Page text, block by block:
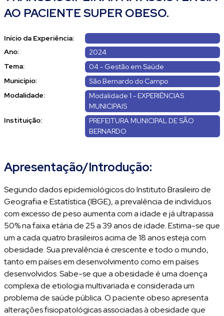
AO PACIENTE SUPER OBESO.
Início da Experiência:
Ano:
2024
Tema:
04 - Gestão em Saúde
Município:
São Bernardo do Campo
Modalidade:
Modalidade 1 - EXPERIÊNCIAS
MUNICIPAIS
Instituição:
PREFEITURA MUNICIPAL DE SÃO
BERNARDO
Apresentação/Introdução:
Segundo dados epidemiológicos do Instituto Brasileiro de
Geografia e Estatística (IBGE), a prevalência de indivíduos
com excesso de peso aumenta com a idade e já ultrapassa
50% na faixa etária de 25 a 39 anos de idade. Estima-se que
um a cada quatro brasileiros acima de 18 anos esteja com
obesidade. Sua prevalência é crescente e todo o mundo,
tanto em países em desenvolvimento como em países
desenvolvidos. Sabe-se que a obesidade é uma doença
complexa de etiologia multivariada e considerada um
problema de saúde pública. O paciente obeso apresenta
alterações fisiopatológicas associadas à obesidade que